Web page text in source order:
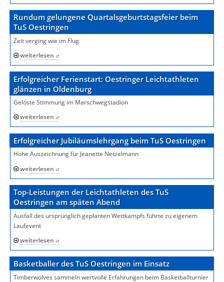
Rundum gelungene Quartalsgeburtstagsfeier beim
TuS Oestringen
Zeit verging wie im Flug
weiterlesen
Erfolgreicher Ferienstart: Oestringer Leichtathleten
glänzen in Oldenburg
Gelöste Stimmung im Marschwegstadion
weiterlesen
Erfolgreicher Jubiläumslehrgang beim TuS Oestringen
Hohe Auszeichnung für Jeanette Netzelmann
weiterlesen
Top-Leistungen der Leichtathleten des TuS
Oestringen am späten Abend
Ausfall des ursprünglich geplanten Wettkampfs führte zu eigenem
Laufevent
weiterlesen
Basketballer des TuS Oestringen im Einsatz
Timberwolves sammeln wertvolle Erfahrungen beim Basketballturnier